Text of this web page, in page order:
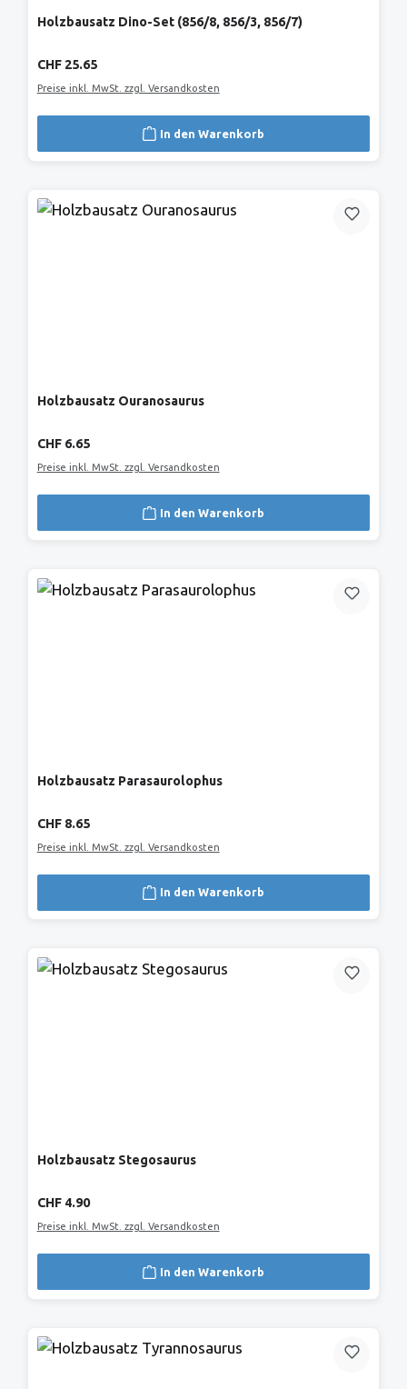
Holzbausatz Dino-Set (856/8, 856/3, 856/7)
Regulärer Preis:
CHF 25.65
Preise inkl. MwSt. zzgl. Versandkosten
In den Warenkorb
Holzbausatz Ouranosaurus
Regulärer Preis:
CHF 6.65
Preise inkl. MwSt. zzgl. Versandkosten
In den Warenkorb
Holzbausatz Parasaurolophus
Regulärer Preis:
CHF 8.65
Preise inkl. MwSt. zzgl. Versandkosten
In den Warenkorb
Holzbausatz Stegosaurus
Regulärer Preis:
CHF 4.90
Preise inkl. MwSt. zzgl. Versandkosten
In den Warenkorb